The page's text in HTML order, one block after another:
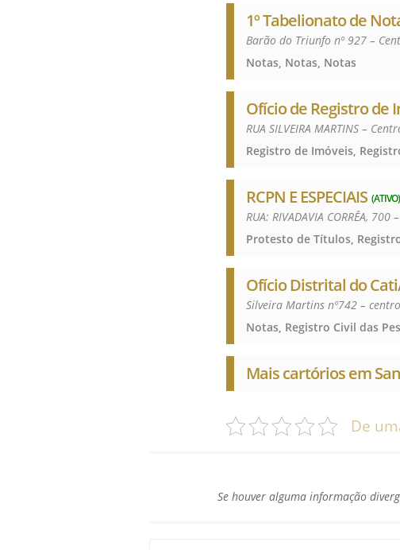
1º Tabelionato de
Barão do Triunfo nº 927 –
Notas, Notas, Notas
Ofício de Registro de
RUA SILVEIRA MARTINS –
Registro de Imóveis,
RCPN E ESPECIAIS (ATIVO)
RUA: RIVADAVIA CORRÊA,
Ofício Distrital do
Silveira Martins nº742 –
Mais cartórios em
De
Se houver alguma informação